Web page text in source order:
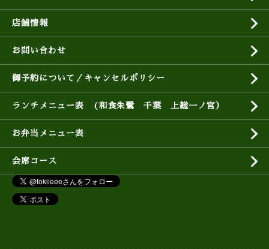
店舗情報
お問い合わせ
御予約について／キャンセルポリシー
ランチメニュー表 (和食朱鷺 千葉 上総一ノ宮）
お弁当メニュー表
会席コース